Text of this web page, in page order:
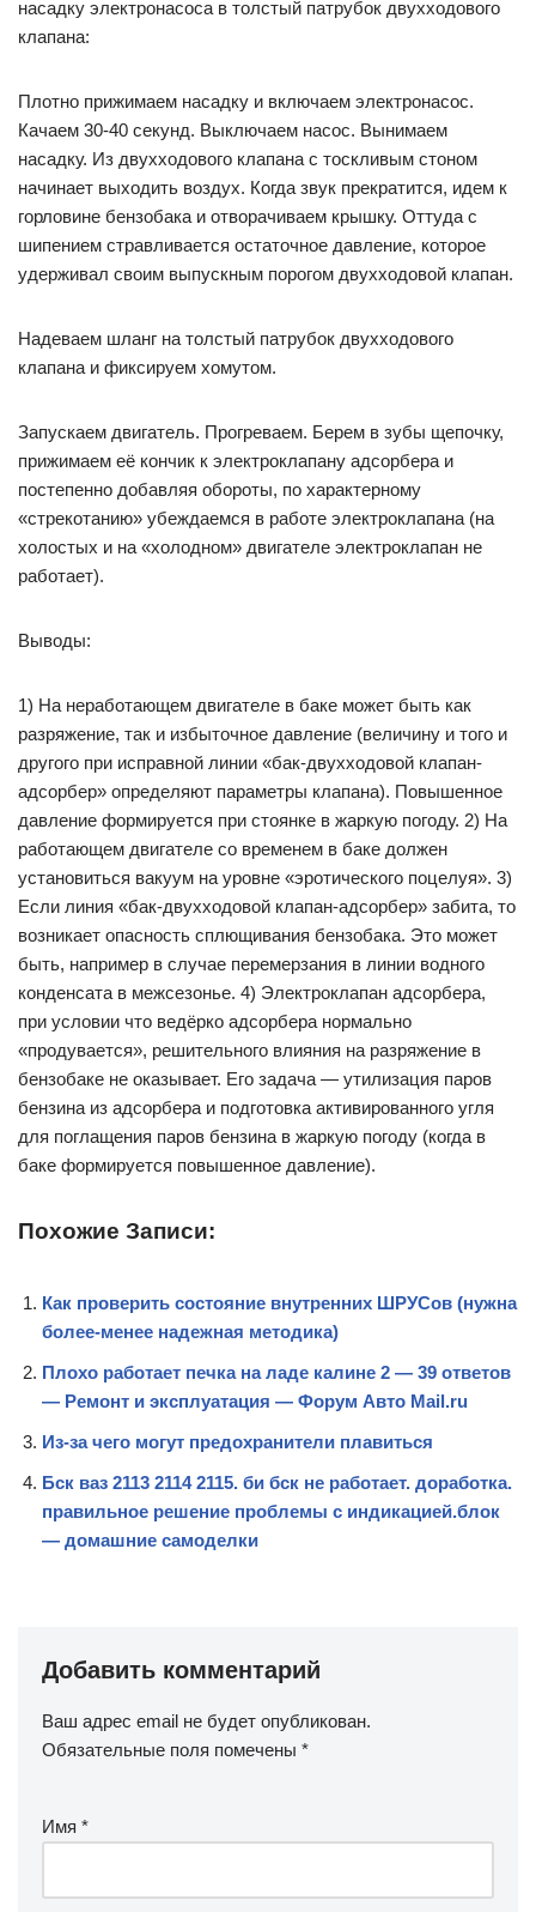
насадку электронасоса в толстый патрубок двухходового
клапана:
Плотно прижимаем насадку и включаем электронасос.
Качаем 30-40 секунд. Выключаем насос. Вынимаем
насадку. Из двухходового клапана с тоскливым стоном
начинает выходить воздух. Когда звук прекратится, идем к
горловине бензобака и отворачиваем крышку. Оттуда с
шипением стравливается остаточное давление, которое
удерживал своим выпускным порогом двухходовой клапан.
Надеваем шланг на толстый патрубок двухходового
клапана и фиксируем хомутом.
Запускаем двигатель. Прогреваем. Берем в зубы щепочку,
прижимаем её кончик к электроклапану адсорбера и
постепенно добавляя обороты, по характерному
«стрекотанию» убеждаемся в работе электроклапана (на
холостых и на «холодном» двигателе электроклапан не
работает).
Выводы:
1) На неработающем двигателе в баке может быть как
разряжение, так и избыточное давление (величину и того и
другого при исправной линии «бак-двухходовой клапан-
адсорбер» определяют параметры клапана). Повышенное
давление формируется при стоянке в жаркую погоду. 2) На
работающем двигателе со временем в баке должен
установиться вакуум на уровне «эротического поцелуя». 3)
Если линия «бак-двухходовой клапан-адсорбер» забита, то
возникает опасность сплющивания бензобака. Это может
быть, например в случае перемерзания в линии водного
конденсата в межсезонье. 4) Электроклапан адсорбера,
при условии что ведёрко адсорбера нормально
«продувается», решительного влияния на разряжение в
бензобаке не оказывает. Его задача — утилизация паров
бензина из адсорбера и подготовка активированного угля
для поглащения паров бензина в жаркую погоду (когда в
баке формируется повышенное давление).
Похожие Записи:
Как проверить состояние внутренних ШРУСов (нужна
более-менее надежная методика)
Плохо работает печка на ладе калине 2 — 39 ответов
— Ремонт и эксплуатация — Форум Авто Mail.ru
Из-за чего могут предохранители плавиться
Бск ваз 2113 2114 2115. би бск не работает. доработка.
правильное решение проблемы с индикацией.блок
— домашние самоделки
Добавить комментарий
Ваш адрес email не будет опубликован.
Обязательные поля помечены *
Имя *